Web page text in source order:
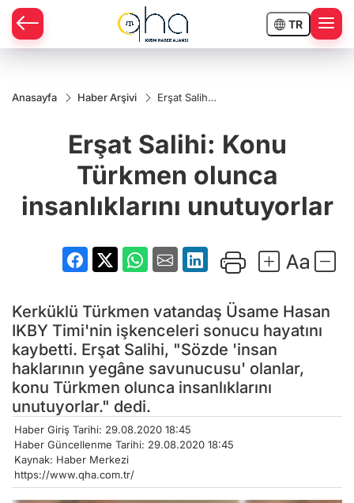
TR
Anasayfa Haber Arşivi
Erşat Salihi:
olunca
insanlıklarını
Erşat Salihi: Konu
Türkmen olunca
insanlıklarını unutuyorlar
Kerküklü Türkmen vatandaş Üsame Hasan
IKBY Timi'nin işkenceleri sonucu hayatını
kaybetti. Erşat Salihi, "Sözde 'insan
haklarının yegâne savunucusu' olanlar,
konu Türkmen olunca insanlıklarını
unutuyorlar." dedi.
Haber Giriş Tarihi: 29.08.2020 18:45
Haber Güncellenme Tarihi: 29.08.2020 18:45
Kaynak: Haber Merkezi
https://www.qha.com.tr/